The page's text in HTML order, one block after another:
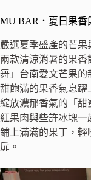
MU BAR．夏日果香
嚴選夏季盛產的芒
兩款清涼消暑的果香
舞」台南愛文芒果的
甜飽滿的果香氣息躍
綻放濃郁香氣的「甜
紅果肉與些許冰塊一
鋪上滿滿的果丁，輕
扉。